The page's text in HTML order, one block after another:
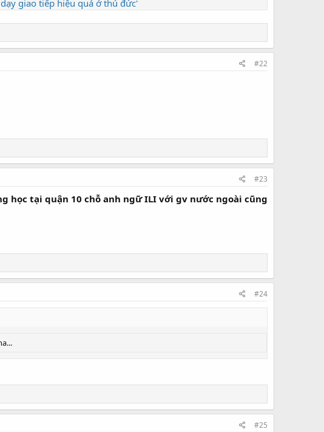
giao tiếp hiệu quả ở thủ đức'
#22
#23
học tại quận 10 chỗ anh ngữ ILI với gv nước ngoài cũng
#24
#25